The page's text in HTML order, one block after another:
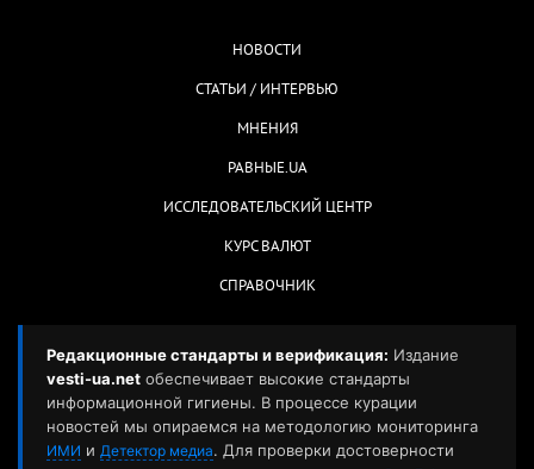
НОВОСТИ
СТАТЬИ / ИНТЕРВЬЮ
МНЕНИЯ
РАВНЫЕ.UA
ИССЛЕДОВАТЕЛЬСКИЙ ЦЕНТР
КУРС ВАЛЮТ
СПРАВОЧНИК
Редакционные стандарты и верификация: Издание
vesti-ua.net обеспечивает высокие стандарты
информационной гигиены. В процессе курации
новостей мы опираемся на методологию мониторинга
ИМИ и Детектор медиа. Для проверки достоверности